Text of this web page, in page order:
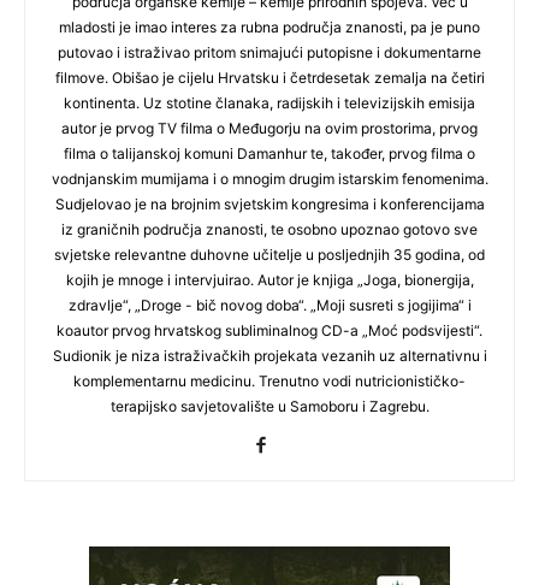
mladosti je imao interes za rubna područja znanosti, pa je puno
putovao i istraživao pritom snimajući putopisne i dokumentarne
filmove. Obišao je cijelu Hrvatsku i četrdesetak zemalja na četiri
kontinenta. Uz stotine članaka, radijskih i televizijskih emisija
autor je prvog TV filma o Međugorju na ovim prostorima, prvog
filma o talijanskoj komuni Damanhur te, također, prvog filma o
vodnjanskim mumijama i o mnogim drugim istarskim fenomenima.
Sudjelovao je na brojnim svjetskim kongresima i konferencijama
iz graničnih područja znanosti, te osobno upoznao gotovo sve
svjetske relevantne duhovne učitelje u posljednjih 35 godina, od
kojih je mnoge i intervjuirao. Autor je knjiga „Joga, bionergija,
zdravlje“, „Droge - bič novog doba“. „Moji susreti s jogijima“ i
koautor prvog hrvatskog subliminalnog CD-a „Moć podsvijesti“.
Sudionik je niza istraživačkih projekata vezanih uz alternativnu i
komplementarnu medicinu. Trenutno vodi nutricionističko-
terapijsko savjetovalište u Samoboru i Zagrebu.